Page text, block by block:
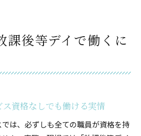
課後等デイで働くに
資格なしでも働ける実情
は、必ずしも全ての職員が資格を持